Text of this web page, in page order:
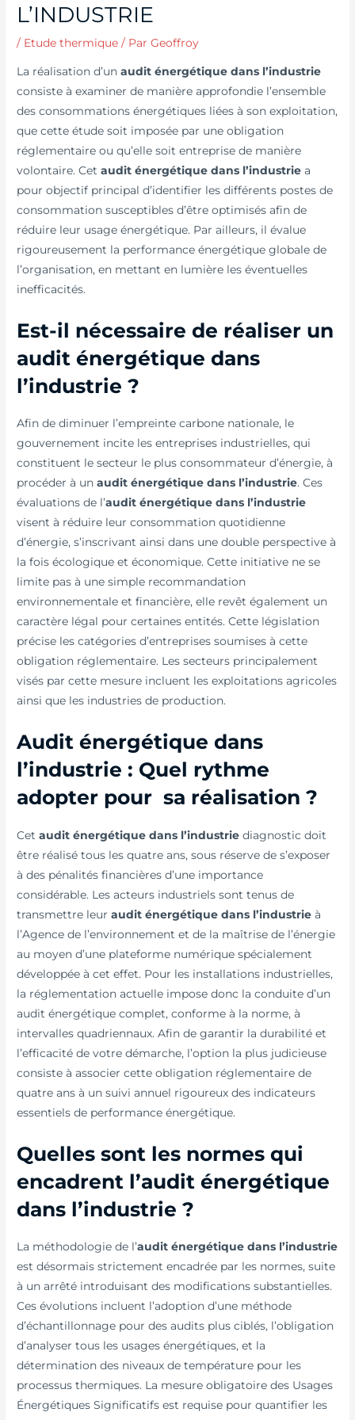
L’INDUSTRIE
/ Etude thermique / ParGeoffroy
La réalisation d’unaudit énergétique dans l’industrie
consiste à examiner de manière approfondie l’ensemble
des consommations énergétiques liées à son exploitation,
que cette étude soit imposée par une obligation
réglementaire ou qu’elle soit entreprise de manière
volontaire. Cetaudit énergétique dans l’industriea
pour objectif principal d’identifier les différents postes de
consommation susceptibles d’être optimisés afin de
réduire leur usage énergétique. Par ailleurs, il évalue
rigoureusement la performance énergétique globale de
l’organisation, en mettant en lumière les éventuelles
inefficacités.
Est-il nécessaire de réaliser un
audit énergétique dans
l’industrie ?
Afin de diminuer l’empreinte carbone nationale, le
gouvernement incite les entreprises industrielles, qui
constituent le secteur le plus consommateur d’énergie, à
procéder à unaudit énergétique dans l’industrie. Ces
évaluations de l’audit énergétique dans l’industrie
visent à réduire leur consommation quotidienne
d’énergie, s’inscrivant ainsi dans une double perspective à
la fois écologique et économique. Cette initiative ne se
limite pas à une simple recommandation
environnementale et financière, elle revêt également un
caractère légal pour certaines entités. Cette législation
précise les catégories d’entreprises soumises à cette
obligation réglementaire. Les secteurs principalement
visés par cette mesure incluent les exploitations agricoles
ainsi que les industries de production.
Audit énergétique dans
l’industrie : Quel rythme
adopter pour sa réalisation ?
Cetaudit énergétique dans l’industrie diagnostic doit
être réalisé tous les quatre ans, sous réserve de s’exposer
à des pénalités financières d’une importance
considérable. Les acteurs industriels sont tenus de
transmettre leuraudit énergétique dans l’industrie à
l’Agence de l’environnement et de la maîtrise de l’énergie
au moyen d’une plateforme numérique spécialement
développée à cet effet. Pour les installations industrielles,
la réglementation actuelle impose donc la conduite d’un
audit énergétique complet, conforme à la norme, à
intervalles quadriennaux. Afin de garantir la durabilité et
l’efficacité de votre démarche, l’option la plus judicieuse
consiste à associer cette obligation réglementaire de
quatre ans à un suivi annuel rigoureux des indicateurs
essentiels de performance énergétique.
Quelles sont les normes qui
encadrent l’audit énergétique
dans l’industrie ?
La méthodologie de l’audit énergétique dans l’industrie
est désormais strictement encadrée par les normes, suite
à un arrêté introduisant des modifications substantielles.
Ces évolutions incluent l’adoption d’une méthode
d’échantillonnage pour des audits plus ciblés, l’obligation
d’analyser tous les usages énergétiques, et la
détermination des niveaux de température pour les
processus thermiques. La mesure obligatoire des Usages
Énergétiques Significatifs est requise pour quantifier les